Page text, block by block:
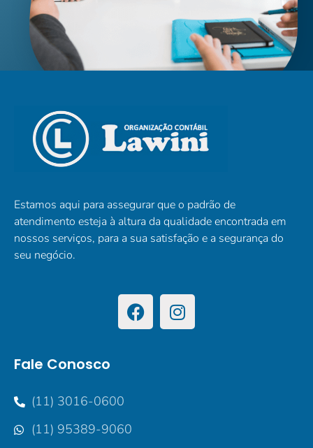
Estamos aqui para assegurar que o padrão de
atendimento esteja à altura da qualidade encontrada em
nossos serviços, para a sua satisfação e a segurança do
seu negócio.
Fale Conosco
(11) 3016-0600
(11) 95389-9060